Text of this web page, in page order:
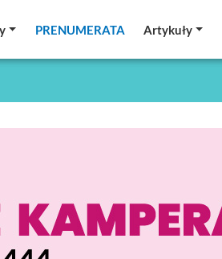
PRENUMERATA Artykuły
PRENUMERATA Artykuły